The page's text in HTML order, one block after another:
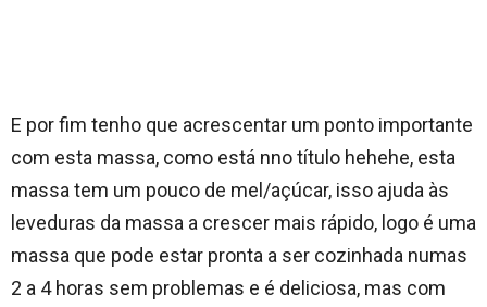
E por fim tenho que acrescentar um ponto importante
com esta massa, como está nno título hehehe, esta
massa tem um pouco de mel/açúcar, isso ajuda às
leveduras da massa a crescer mais rápido, logo é uma
massa que pode estar pronta a ser cozinhada numas
2 a 4 horas sem problemas e é deliciosa, mas com